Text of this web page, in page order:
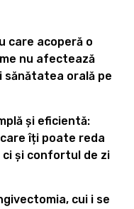
care acoperă o
nu afectează
sănătatea orală pe
și eficientă:
îți poate reda
ci și confortul de zi
cui i se